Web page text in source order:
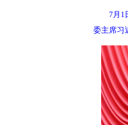
7月1
委主席习